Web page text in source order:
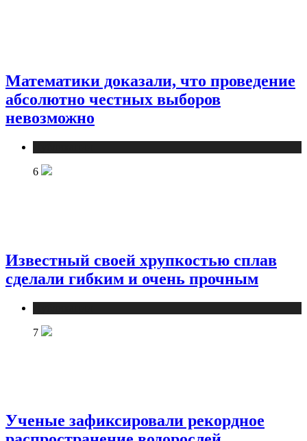
Математики доказали, что проведение
абсолютно честных выборов
невозможно
6
Известный своей хрупкостью сплав
сделали гибким и очень прочным
7
Ученые зафиксировали рекордное